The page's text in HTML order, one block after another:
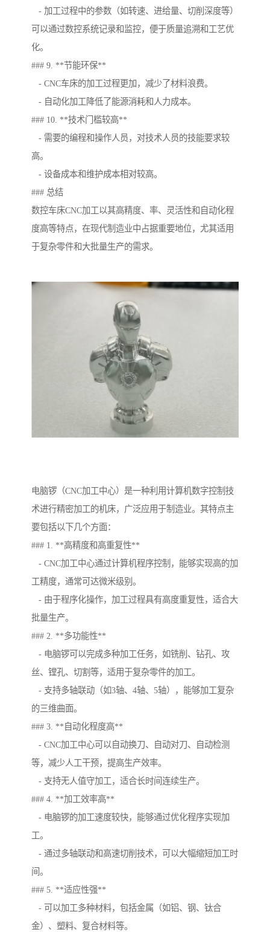
- 加工过程中的参数（如转速、进给量、切削深度等）
可以通过数控系统记录和监控，便于质量追溯和工艺优
化。
### 9. **节能环保**
- CNC车床的加工过程更加，减少了材料浪费。
- 自动化加工降低了能源消耗和人力成本。
### 10. **技术门槛较高**
- 需要的编程和操作人员，对技术人员的技能要求较
高。
- 设备成本和维护成本相对较高。
### 总结
数控车床CNC加工以其高精度、率、灵活性和自动化程
度高等特点，在现代制造业中占据重要地位，尤其适用
于复杂零件和大批量生产的需求。
电脑锣（CNC加工中心）是一种利用计算机数字控制技
术进行精密加工的机床，广泛应用于制造业。其特点主
要包括以下几个方面：
### 1. **高精度和高重复性**
- CNC加工中心通过计算机程序控制，能够实现高的加
工精度，通常可达微米级别。
- 由于程序化操作，加工过程具有高度重复性，适合大
批量生产。
### 2. **多功能性**
- 电脑锣可以完成多种加工任务，如铣削、钻孔、攻
丝、镗孔、切割等，适用于复杂零件的加工。
- 支持多轴联动（如3轴、4轴、5轴），能够加工复杂
的三维曲面。
### 3. **自动化程度高**
- CNC加工中心可以自动换刀、自动对刀、自动检测
等，减少人工干预，提高生产效率。
- 支持无人值守加工，适合长时间连续生产。
### 4. **加工效率高**
- 电脑锣的加工速度较快，能够通过优化程序实现加
工。
- 通过多轴联动和高速切削技术，可以大幅缩短加工时
间。
### 5. **适应性强**
- 可以加工多种材料，包括金属（如铝、钢、钛合
金）、塑料、复合材料等。